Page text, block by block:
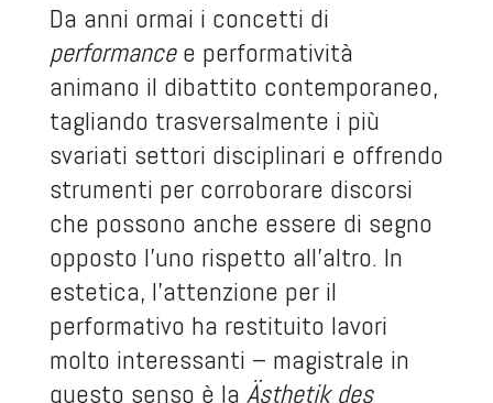
Da anni ormai i concetti di
performancee performatività
animano il dibattito contemporaneo,
tagliando trasversalmente i più
svariati settori disciplinari e offrendo
strumenti per corroborare discorsi
che possono anche essere di segno
opposto l’uno rispetto all’altro. In
estetica, l’attenzione per il
performativo ha restituito lavori
molto interessanti – magistrale in
questo senso è la Ästhetik des